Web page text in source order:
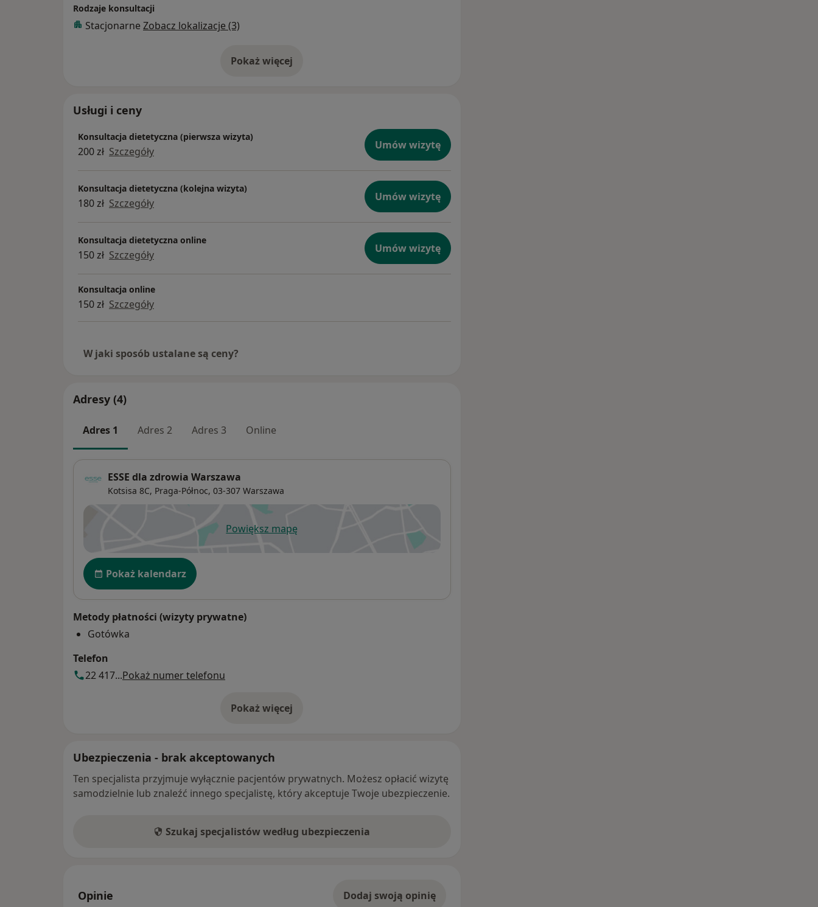
Rodzaje konsultacji
Stacjonarne Zobacz lokalizacje (3)
Pokaż więcejo doświadczeniu
Usługi i ceny
Konsultacja dietetyczna (pierwsza wizyta)
200 zł Szczegóły Umów wizytę
Konsultacja dietetyczna (kolejna wizyta)
180 zł Szczegóły Umów wizytę
Konsultacja dietetyczna online
150 zł Szczegóły Umów wizytę
Konsultacja online
150 zł Szczegóły
W jaki sposób ustalane są ceny?
Adresy (4)
Adres 1 Adres 2 Adres 3 Online
ESSE dla zdrowia Warszawa
Kotsisa 8C, Praga-Północ, 03-307 Warszawa
Powiększ mapęotwiera się w nowej karcie
Dostępność
Pokaż kalendarz
Metody płatności (wizyty prywatne)
Gotówka
Telefon
22 417...Pokaż numer telefonu
Pokaż więcej
o adresie
Ubezpieczenia - brak akceptowanych
Ten specjalista przyjmuje wyłącznie pacjentów prywatnych. Możesz opłacić wizytę
samodzielnie lub znaleźć innego specjalistę, który akceptuje Twoje ubezpieczenie.
Szukaj specjalistów według ubezpieczenia
Opinie Dodaj swoją opinię